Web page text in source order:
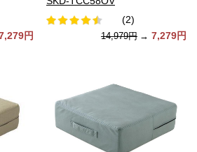
円
(2)
14,979円 → 7,279円